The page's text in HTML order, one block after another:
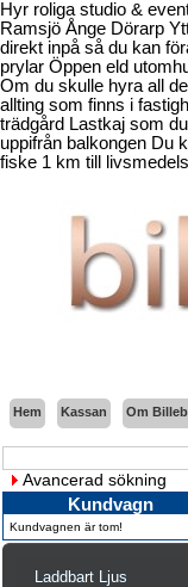
Hyr roliga studio &
Ramsjö Ånge Dörarp
direkt inpå så du kan
prylar Öppen eld
Om du skulle hyra all
allting som finns i
trädgård Lastkaj som
uppifrån balkongen Du
fiske 1 km till
Hem Kassan Om
Avancerad sökning
Kundvagn
Kundvagnen är tom!
Laddbart Ljus